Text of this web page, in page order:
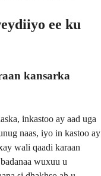
ee ku
kansarka
inkastoo ay aad uga
naas, iyo in kastoo ay
wali qaadi karaan
wuxuu u